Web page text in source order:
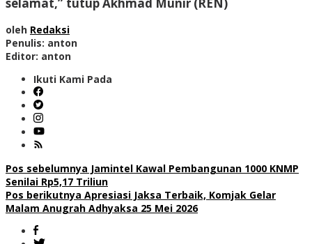
oleh Redaksi
Penulis: anton
Editor: anton
Ikuti Kami Pada
Navigasi
pos
Pos sebelumnya Jamintel Kawal Pembangunan 1000 KNMP
Senilai Rp5,17 Triliun
Pos berikutnya Apresiasi Jaksa Terbaik, Komjak Gelar
Malam Anugrah Adhyaksa 25 Mei 2026